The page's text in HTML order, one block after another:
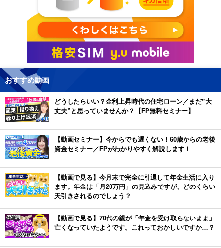
おすすめ動画
どうしたらいい？金利上昇時代の住宅ローン／まだ”大
丈夫”と思っていませんか？【FP無料セミナー】
【動画セミナー】今からでも遅くない！60歳からの老後
資金セミナー／FPがわかりやすく解説します！
【動画で見る】今月末で完全に引退して年金生活に入り
ます。年金は「月20万円」の見込みですが、どのくらい
天引きされるのでしょう？
【動画で見る】70代の親が「年金を受け取らないまま」
亡くなっていたようです。これっておかしいですか…？